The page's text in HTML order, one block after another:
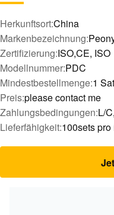
Herkunftsort:China
Markenbezeichnung:
Zertifizierung:ISO,CE, ISO
Modellnummer:PDC
Mindestbestellmenge:1
Preis:please contact me
Zahlungsbedingungen:L/
Lieferfähigkeit:100sets pro